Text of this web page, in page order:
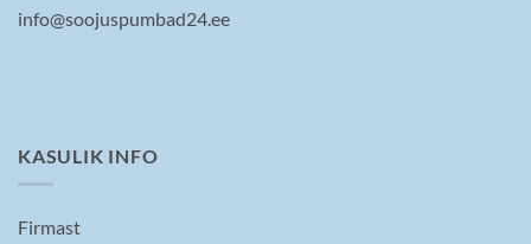
info@soojuspumbad24.ee
KASULIK INFO
Firmast